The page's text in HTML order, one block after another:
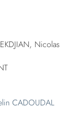
Nicolas
CADOUDAL